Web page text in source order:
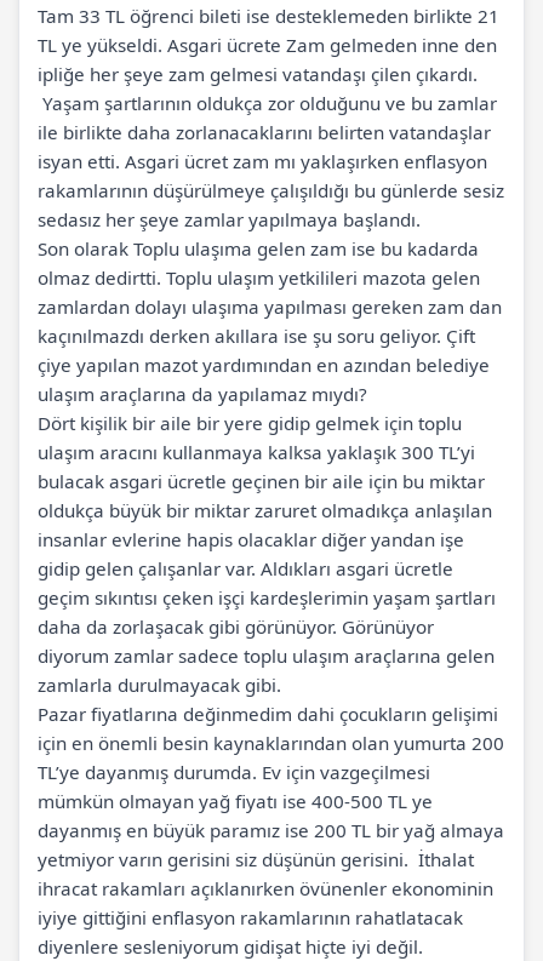
Tam 33 TL öğrenci bileti ise desteklemeden birlikte 21
TL ye yükseldi. Asgari ücrete Zam gelmeden inne den
ipliğe her şeye zam gelmesi vatandaşı çilen çıkardı.
Yaşam şartlarının oldukça zor olduğunu ve bu zamlar
ile birlikte daha zorlanacaklarını belirten vatandaşlar
isyan etti. Asgari ücret zam mı yaklaşırken enflasyon
rakamlarının düşürülmeye çalışıldığı bu günlerde sesiz
sedasız her şeye zamlar yapılmaya başlandı.
Son olarak Toplu ulaşıma gelen zam ise bu kadarda
olmaz dedirtti. Toplu ulaşım yetkilileri mazota gelen
zamlardan dolayı ulaşıma yapılması gereken zam dan
kaçınılmazdı derken akıllara ise şu soru geliyor. Çift
çiye yapılan mazot yardımından en azından belediye
ulaşım araçlarına da yapılamaz mıydı?
Dört kişilik bir aile bir yere gidip gelmek için toplu
ulaşım aracını kullanmaya kalksa yaklaşık 300 TL’yi
bulacak asgari ücretle geçinen bir aile için bu miktar
oldukça büyük bir miktar zaruret olmadıkça anlaşılan
insanlar evlerine hapis olacaklar diğer yandan işe
gidip gelen çalışanlar var. Aldıkları asgari ücretle
geçim sıkıntısı çeken işçi kardeşlerimin yaşam şartları
daha da zorlaşacak gibi görünüyor. Görünüyor
diyorum zamlar sadece toplu ulaşım araçlarına gelen
zamlarla durulmayacak gibi.
Pazar fiyatlarına değinmedim dahi çocukların gelişimi
için en önemli besin kaynaklarından olan yumurta 200
TL’ye dayanmış durumda. Ev için vazgeçilmesi
mümkün olmayan yağ fiyatı ise 400-500 TL ye
dayanmış en büyük paramız ise 200 TL bir yağ almaya
yetmiyor varın gerisini siz düşünün gerisini. İthalat
ihracat rakamları açıklanırken övünenler ekonominin
iyiye gittiğini enflasyon rakamlarının rahatlatacak
diyenlere sesleniyorum gidişat hiçte iyi değil.